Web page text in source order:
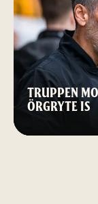
TRUPPEN
ÖRGRYTE IS